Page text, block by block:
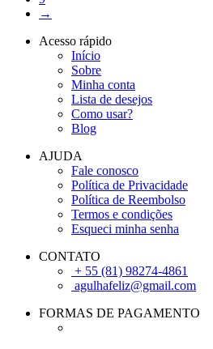
→
Acesso rápido
Início
Sobre
Minha conta
Lista de desejos
Como usar?
Blog
AJUDA
Fale conosco
Política de Privacidade
Política de Reembolso
Termos e condições
Esqueci minha senha
CONTATO
+ 55 (81) 98274-4861
agulhafeliz@gmail.com
FORMAS DE PAGAMENTO